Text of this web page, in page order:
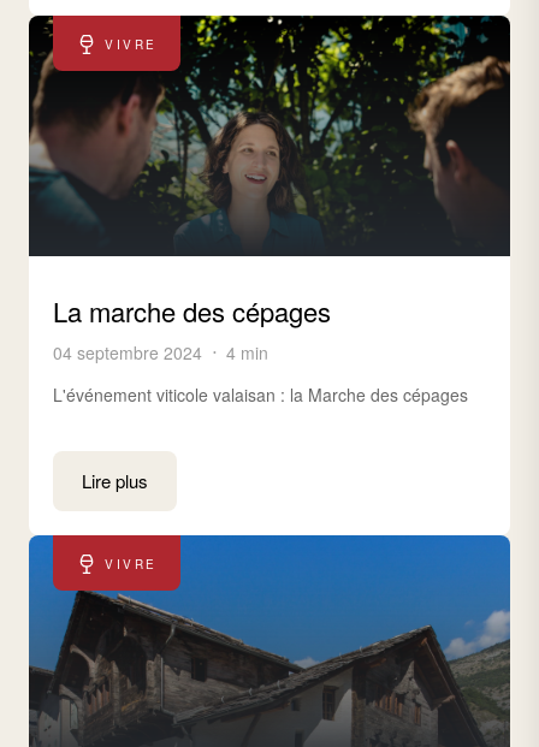
VIVRE
La marche des cépages
04 septembre 2024
4 min
L'événement viticole valaisan : la Marche des cépages
Lire plus
VIVRE